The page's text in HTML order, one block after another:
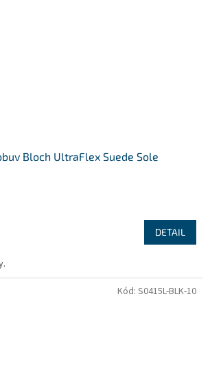
Bloch UltraFlex Suede Sole
DETAIL
Kód: S0415L-BLK-10